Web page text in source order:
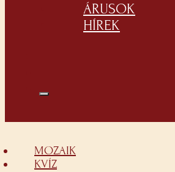
ÁRUSOK
HÍREK
MOZAIK
KVÍZ